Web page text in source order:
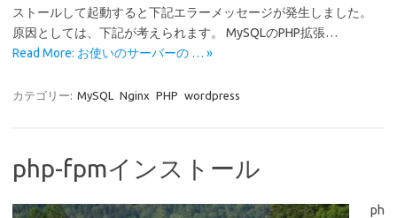
ストールして起動すると下記エラーメッセージが発生しました。
原因としては、下記が考えられます。 MySQLのPHP拡張…
Read More: お使いのサーバーの … »
カテゴリー: MySQL Nginx PHP wordpress
php-fpmインストール
ph